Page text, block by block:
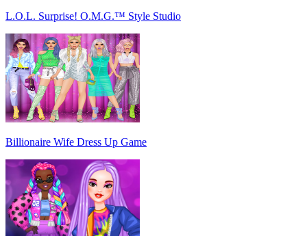
L.O.L. Surprise! O.M.G.™ Style Studio
Billionaire Wife Dress Up Game